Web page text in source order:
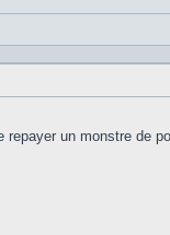
un monstre de